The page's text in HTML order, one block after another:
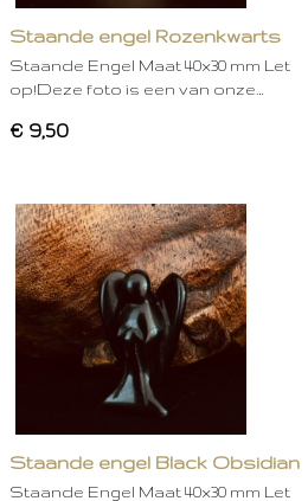
Staande engel Rozenkwarts
Staande Engel Maat 40x30 mm Let
op!Deze foto is een van onze…
€ 9,50
Staande engel Black Obsidian
Staande Engel Maat 40x30 mm Let